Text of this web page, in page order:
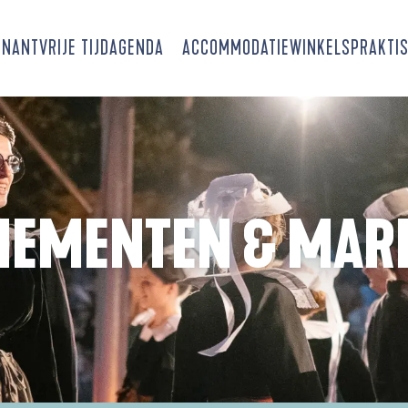
VRIJE TIJDAGENDA ACCOMMODATIEWINKELS
&